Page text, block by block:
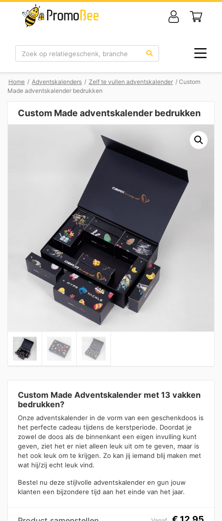
Zoek
Home / Adventskalenders / Zelf te vullen adventskalender / Custom
Made adventskalender bedrukken
Custom Made adventskalender bedrukken
Custom Made Adventskalender met 13 vakken
bedrukken?
Onze adventskalender in de vorm van een geschenkdoos is
het perfecte cadeau tijdens de kerstperiode. Doordat je
zowel de doos als de binnenkant een eigen invulling kunt
geven, ziet het er niet alleen leuk uit om te geven, maar is
het ook leuk om te krijgen. Zo kan jij iemand blij maken met
wat hij/zij echt leuk vind.
Bestel nu deze stijlvolle adventskalender en gun jouw
klanten een bijzondere tijd aan het einde van het jaar.